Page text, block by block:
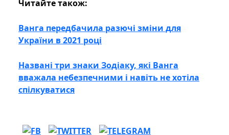
Читайте також:
Ванга передбачила разючі зміни для
України в 2021 році
Названі три знаки Зодіаку, які Ванга
вважала небезпечними і навіть не хотіла
спілкуватися